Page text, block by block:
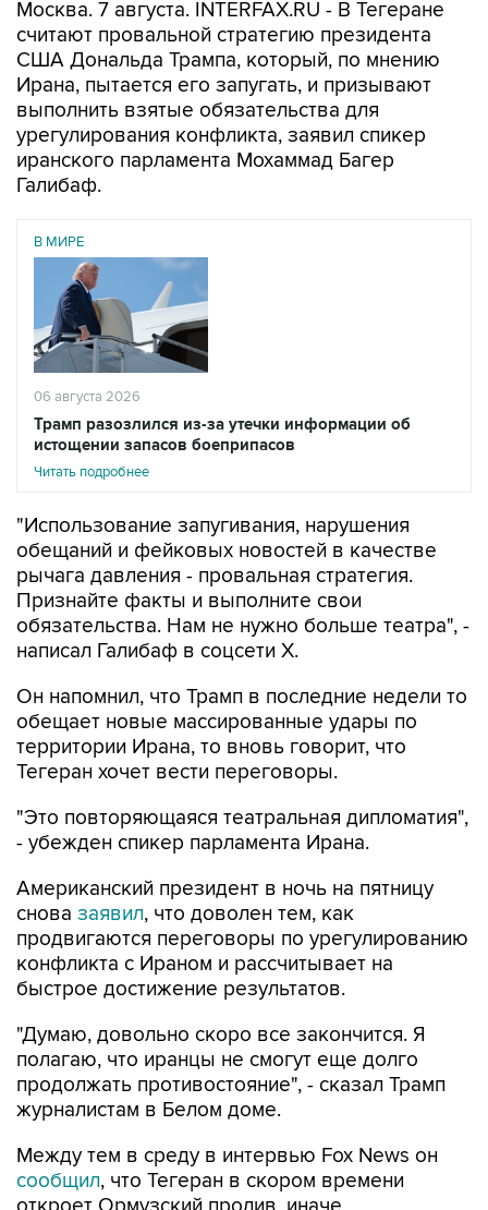
США Дональда Трампа, который, по мнению
Ирана, пытается его запугать, и призывают
выполнить взятые обязательства для
урегулирования конфликта, заявил спикер
иранского парламента Мохаммад Багер
Галибаф.
В МИРЕ
06 августа 2026
Трамп разозлился из-за утечки информации об
истощении запасов боеприпасов
Читать подробнее
"Использование запугивания, нарушения
рычага давления - провальная стратегия.
Признайте факты и выполните свои
обязательства. Нам не нужно больше театра", -
написал Галибаф в соцсети X.
Он напомнил, что Трамп в последние недели то
территории Ирана, то вновь говорит, что
Тегеран хочет вести переговоры.
"Это повторяющаяся театральная дипломатия",
Американский президент в ночь на пятницу
продвигаются переговоры по урегулированию
конфликта с Ираном и рассчитывает на
быстрое достижение результатов.
"Думаю, довольно скоро все закончится. Я
продолжать противостояние", - сказал Трамп
журналистам в Белом доме.
Между тем в среду в интервью Fox News он
откроет Ормузский пролив, иначе
американские военные нанесут по Ирану